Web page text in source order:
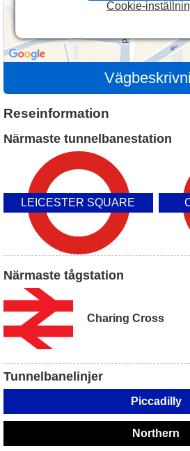
Reseinformation
Närmaste tunnelbanestation
LEICESTER SQUARE
Närmaste tågstation
Charing Cross
Tunnelbanelinjer
Piccadilly
Northern
Cookie-